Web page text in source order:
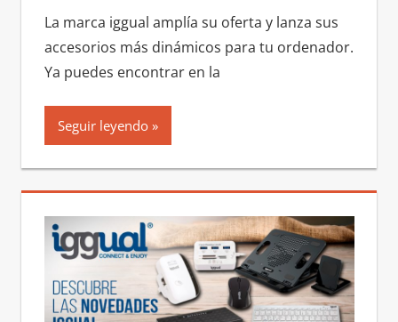
La marca iggual amplía su oferta y lanza sus
accesorios más dinámicos para tu ordenador.
Ya puedes encontrar en la
Seguir leyendo